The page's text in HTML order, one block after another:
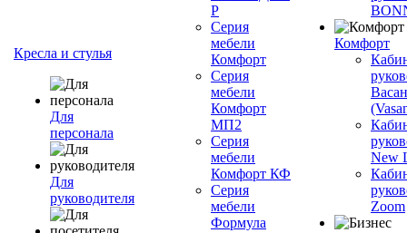
Кресла и стулья
Для
персонала
Для
руководителя
Р
Серия
мебели
Комфорт
Серия
мебели
Комфорт
МП2
Серия
мебели
Комфорт КФ
Серия
мебели
Формула
Комфорт
New
Zoom